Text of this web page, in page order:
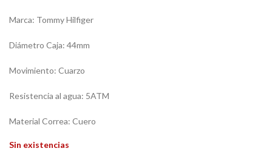
Marca: Tommy Hilfiger
Diámetro Caja: 44mm
Movimiento: Cuarzo
Resistencia al agua: 5ATM
Material Correa: Cuero
Sin existencias